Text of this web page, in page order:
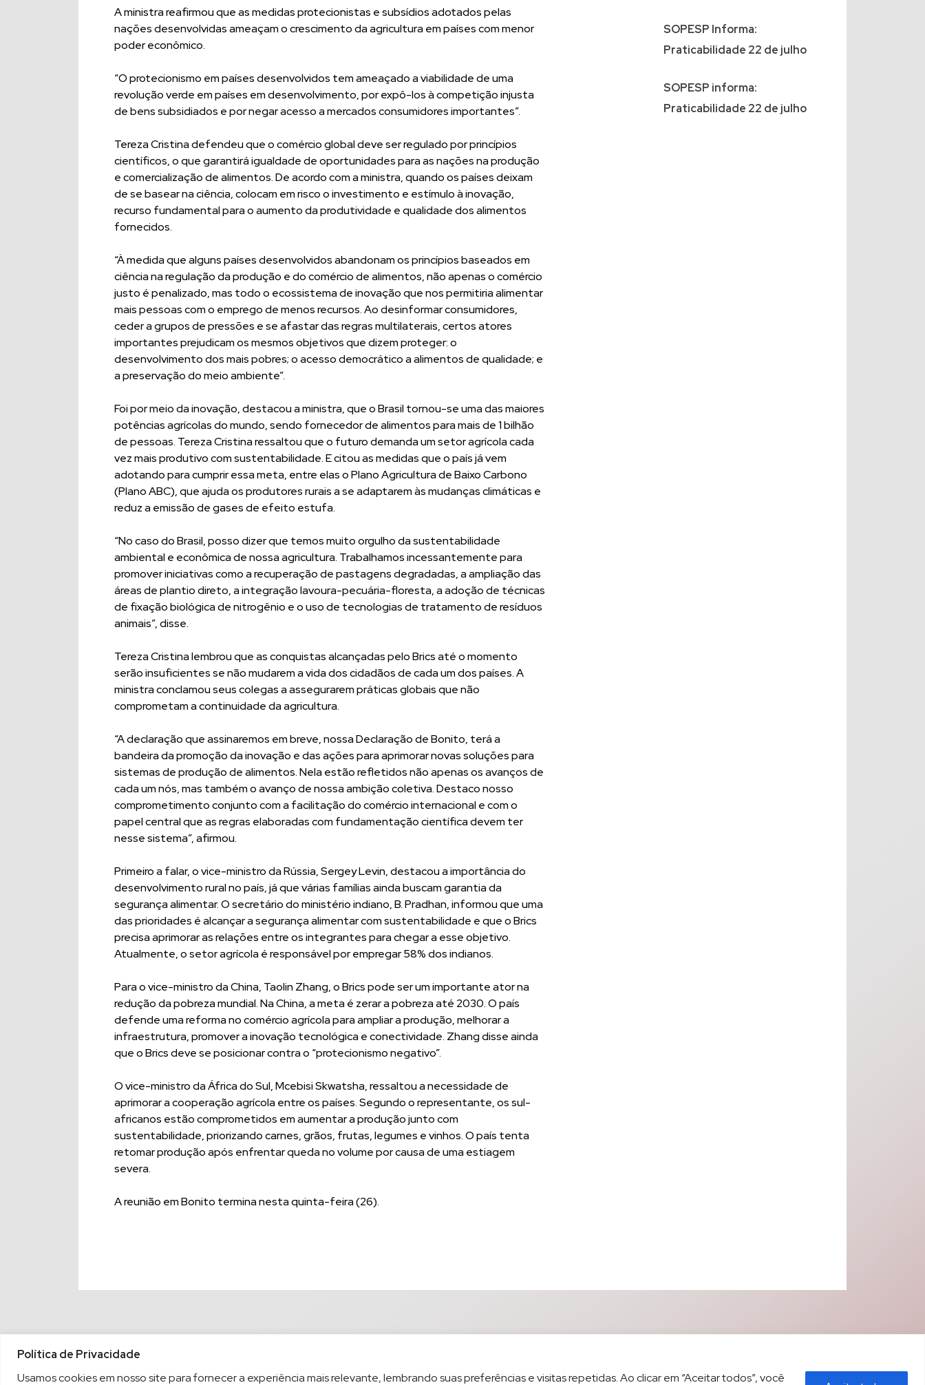
Política de Privacidade
Usamos cookies em nosso site para fornecer a experiência mais relevante, lembrando suas preferências e visitas repetidas. Ao clicar em “Aceitar todos”, você
A ministra reafirmou que as medidas protecionistas e subsídios adotados pelas
nações desenvolvidas ameaçam o crescimento da agricultura em países com menor
poder econômico.
“O protecionismo em países desenvolvidos tem ameaçado a viabilidade de uma
revolução verde em países em desenvolvimento, por expô-los à competição injusta
de bens subsidiados e por negar acesso a mercados consumidores importantes”.
Tereza Cristina defendeu que o comércio global deve ser regulado por princípios
científicos, o que garantirá igualdade de oportunidades para as nações na produção
e comercialização de alimentos. De acordo com a ministra, quando os países deixam
de se basear na ciência, colocam em risco o investimento e estímulo à inovação,
recurso fundamental para o aumento da produtividade e qualidade dos alimentos
fornecidos.
“À medida que alguns países desenvolvidos abandonam os princípios baseados em
ciência na regulação da produção e do comércio de alimentos, não apenas o comércio
justo é penalizado, mas todo o ecossistema de inovação que nos permitiria alimentar
mais pessoas com o emprego de menos recursos. Ao desinformar consumidores,
ceder a grupos de pressões e se afastar das regras multilaterais, certos atores
importantes prejudicam os mesmos objetivos que dizem proteger: o
desenvolvimento dos mais pobres; o acesso democrático a alimentos de qualidade; e
a preservação do meio ambiente”.
Foi por meio da inovação, destacou a ministra, que o Brasil tornou-se uma das maiores
potências agrícolas do mundo, sendo fornecedor de alimentos para mais de 1 bilhão
de pessoas. Tereza Cristina ressaltou que o futuro demanda um setor agrícola cada
vez mais produtivo com sustentabilidade. E citou as medidas que o país já vem
adotando para cumprir essa meta, entre elas o Plano Agricultura de Baixo Carbono
(Plano ABC), que ajuda os produtores rurais a se adaptarem às mudanças climáticas e
reduz a emissão de gases de efeito estufa.
“No caso do Brasil, posso dizer que temos muito orgulho da sustentabilidade
ambiental e econômica de nossa agricultura. Trabalhamos incessantemente para
promover iniciativas como a recuperação de pastagens degradadas, a ampliação das
áreas de plantio direto, a integração lavoura-pecuária-floresta, a adoção de técnicas
de fixação biológica de nitrogênio e o uso de tecnologias de tratamento de resíduos
animais”, disse.
Tereza Cristina lembrou que as conquistas alcançadas pelo Brics até o momento
serão insuficientes se não mudarem a vida dos cidadãos de cada um dos países. A
ministra conclamou seus colegas a assegurarem práticas globais que não
comprometam a continuidade da agricultura.
“A declaração que assinaremos em breve, nossa Declaração de Bonito, terá a
bandeira da promoção da inovação e das ações para aprimorar novas soluções para
sistemas de produção de alimentos. Nela estão refletidos não apenas os avanços de
cada um nós, mas também o avanço de nossa ambição coletiva. Destaco nosso
comprometimento conjunto com a facilitação do comércio internacional e com o
papel central que as regras elaboradas com fundamentação científica devem ter
nesse sistema”, afirmou.
Primeiro a falar, o vice-ministro da Rússia, Sergey Levin, destacou a importância do
desenvolvimento rural no país, já que várias famílias ainda buscam garantia da
segurança alimentar. O secretário do ministério indiano, B. Pradhan, informou que uma
das prioridades é alcançar a segurança alimentar com sustentabilidade e que o Brics
precisa aprimorar as relações entre os integrantes para chegar a esse objetivo.
Atualmente, o setor agrícola é responsável por empregar 58% dos indianos.
Para o vice-ministro da China, Taolin Zhang, o Brics pode ser um importante ator na
redução da pobreza mundial. Na China, a meta é zerar a pobreza até 2030. O país
defende uma reforma no comércio agrícola para ampliar a produção, melhorar a
infraestrutura, promover a inovação tecnológica e conectividade. Zhang disse ainda
que o Brics deve se posicionar contra o “protecionismo negativo”.
O vice-ministro da África do Sul, Mcebisi Skwatsha, ressaltou a necessidade de
aprimorar a cooperação agrícola entre os países. Segundo o representante, os sul-
africanos estão comprometidos em aumentar a produção junto com
sustentabilidade, priorizando carnes, grãos, frutas, legumes e vinhos. O país tenta
retomar produção após enfrentar queda no volume por causa de uma estiagem
severa.
A reunião em Bonito termina nesta quinta-feira (26).
SOPESP Informa:
Praticabilidade 22 de julho
SOPESP informa:
Praticabilidade 22 de julho